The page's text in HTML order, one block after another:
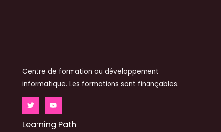
Centre de formation au développement
informatique. Les formations sont finançables.
Learning Path